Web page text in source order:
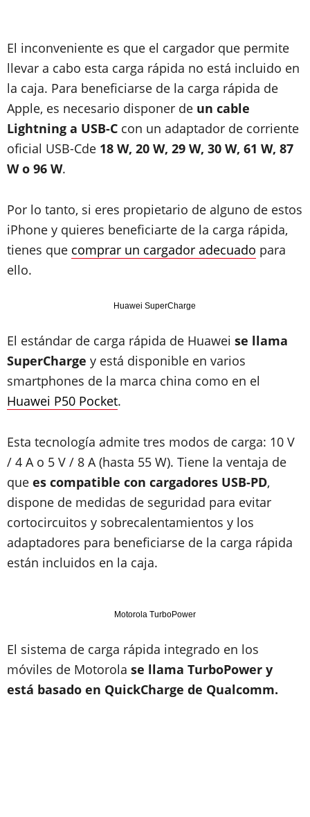
El inconveniente es que el cargador que permite
llevar a cabo esta carga rápida no está incluido en
la caja. Para beneficiarse de la carga rápida de
Apple, es necesario disponer de un cable
Lightning a USB-C con un adaptador de corriente
oficial USB-Cde 18 W, 20 W, 29 W, 30 W, 61 W, 87
W o 96 W.
Por lo tanto, si eres propietario de alguno de estos
iPhone y quieres beneficiarte de la carga rápida,
tienes que comprar un cargador adecuado para
ello.
Huawei SuperCharge
El estándar de carga rápida de Huawei se llama
SuperCharge y está disponible en varios
smartphones de la marca china como en el
Huawei P50 Pocket.
Esta tecnología admite tres modos de carga: 10 V
/ 4 A o 5 V / 8 A (hasta 55 W). Tiene la ventaja de
que es compatible con cargadores USB-PD,
dispone de medidas de seguridad para evitar
cortocircuitos y sobrecalentamientos y los
adaptadores para beneficiarse de la carga rápida
están incluidos en la caja.
Motorola TurboPower
El sistema de carga rápida integrado en los
móviles de Motorola se llama TurboPower y
está basado en QuickCharge de Qualcomm.